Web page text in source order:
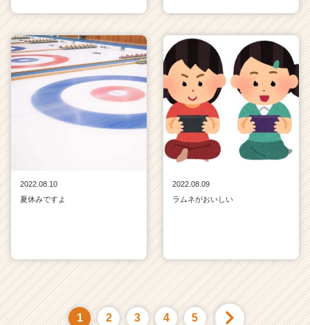
2022.08.10
夏休みですよ
2022.08.09
ラムネがおいしい
1 2 3 4 5